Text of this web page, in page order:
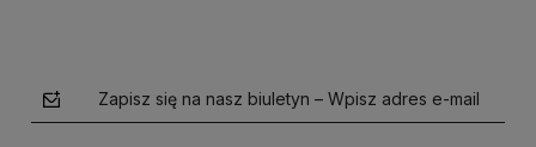
Zapisz się na nasz biuletyn – Wpisz adres e-mail